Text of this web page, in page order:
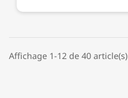
Affichage 1-12 de 40 article(s)